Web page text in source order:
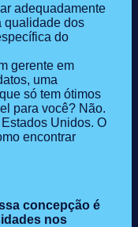
adequadamente
qualidade dos
do
gerente em
uma
só tem ótimos
para você? Não.
Unidos. O
encontrar
concepção é
nos